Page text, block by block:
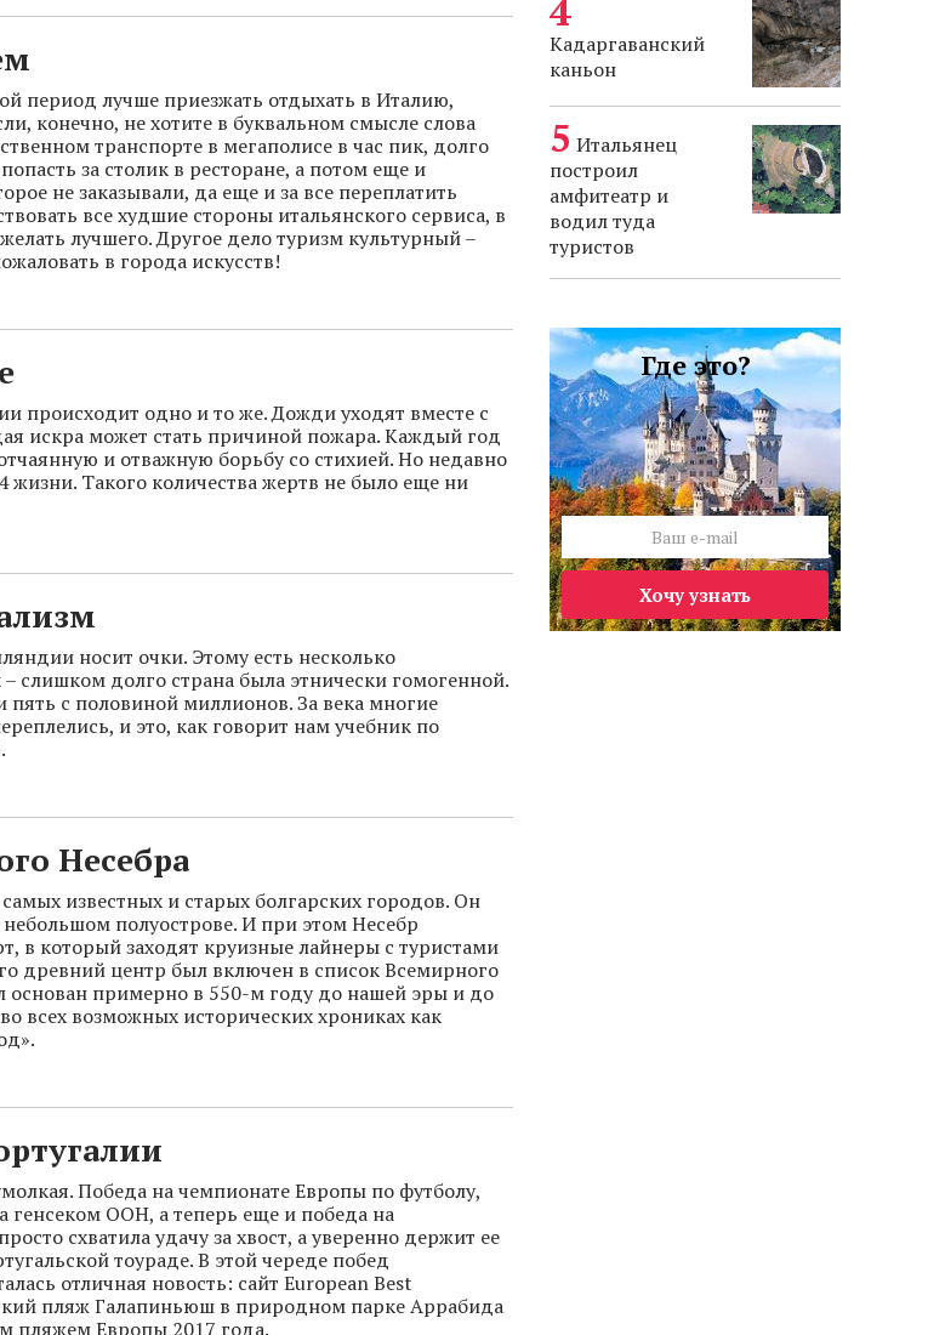
период лучше приезжать отдыхать в Италию,
конечно, не хотите в буквальном смысле слова
транспорте в мегаполисе в час пик, долго
за столик в ресторане, а потом еще и
не заказывали, да еще и за все переплатить
все худшие стороны итальянского сервиса, в
лучшего. Другое дело туризм культурный –
в города искусств!
происходит одно и то же. Дожди уходят вместе с
искра может стать причиной пожара. Каждый год
и отважную борьбу со стихией. Но недавно
жизни. Такого количества жертв не было еще ни
носит очки. Этому есть несколько
слишком долго страна была этнически гомогенной.
с половиной миллионов. За века многие
и это, как говорит нам учебник по
Несебра
известных и старых болгарских городов. Он
небольшом полуострове. И при этом Несебр
в который заходят круизные лайнеры с туристами
древний центр был включен в список Всемирного
примерно в 550-м году до нашей эры и до
всех возможных исторических хрониках как
Победа на чемпионате Европы по футболу,
генсеком ООН, а теперь еще и победа на
схватила удачу за хвост, а уверенно держит ее
тоураде. В этой череде побед
отличная новость: сайт European Best
пляж Галапиньюш в природном парке Аррабида
пляжем Европы 2017 года.
Кадаргаванский
каньон
Итальянец
построил
амфитеатр и
водил туда
туристов
Где это?
Хочу узнать